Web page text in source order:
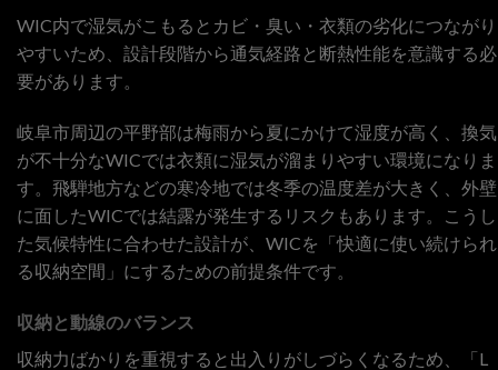
WIC内で湿気がこもるとカビ・臭い・衣類の劣化につながり
やすいため、設計段階から通気経路と断熱性能を意識する必
要があります。
岐阜市周辺の平野部は梅雨から夏にかけて湿度が高く、換気
が不十分なWICでは衣類に湿気が溜まりやすい環境になりま
す。飛騨地方などの寒冷地では冬季の温度差が大きく、外壁
に面したWICでは結露が発生するリスクもあります。こうし
た気候特性に合わせた設計が、WICを「快適に使い続けられ
る収納空間」にするための前提条件です。
収納と動線のバランス
収納力ばかりを重視すると出入りがしづらくなるため、「L